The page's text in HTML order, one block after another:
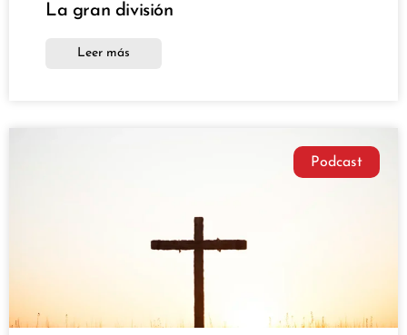
La gran división
Leer más
Podcast